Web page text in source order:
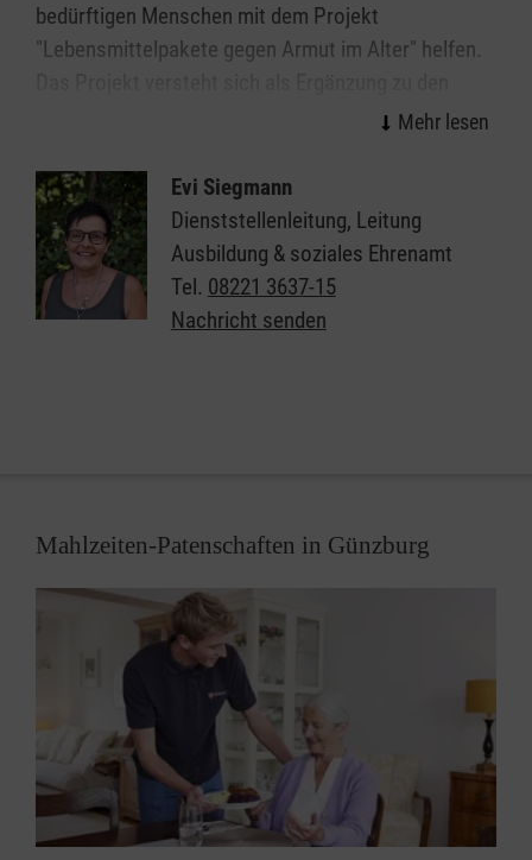
bedürftigen Menschen mit dem Projekt
"Lebensmittelpakete gegen Armut im Alter" helfen.
etablierten „Tafeln“ und spricht diejenigen an, die
können. Einmal im Monat erhalten bedürftige
Senioren ein Lebensmittelpaket im Wert von rund 28
Euro. So wird vielen von ihnen die Sorge genommen,
wie sie z. B. über die letzte Woche des Monats
kommen, wenn das Konto oft schon leer ist.
Das Paket
Das Paket enthält neben Grundnahrungsmitteln, wie
z. B. Reis und Zucker, auch frische Lebensmittel, wie
Obst und Gemüse.
Wer leistet die Hilfe?
Die Lebensmittelpakete werden von ehrenamtlichen
Maltesern zusammengestellt, verpackt und zu den
bedürftigen Senioren nach Hause gebracht.
Für dieses Projekt danken wir unseren
Evi Siegmann
Dienststellenleitung, Leitung
Ausbildung & soziales Ehrenamt
Tel. 08221 3637-15
Nachricht senden
Mahlzeiten-Patenschaften in Günzburg